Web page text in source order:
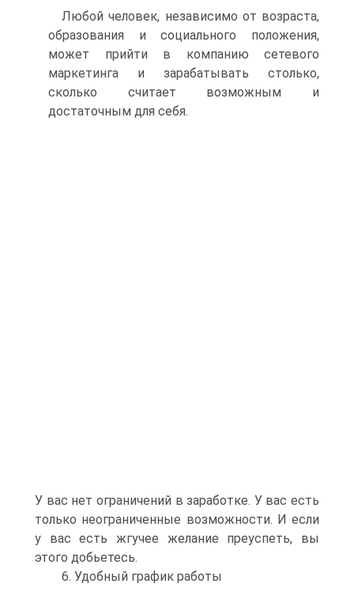
Любой человек, независимо от возраста,
образования и социального положения,
может прийти в компанию сетевого
маркетинга и зарабатывать столько,
сколько считает возможным и
достаточным для себя.
У вас нет ограничений в заработке. У вас есть
только неограниченные возможности. И если
у вас есть жгучее желание преуспеть, вы
этого добьетесь.
6. Удобный график работы